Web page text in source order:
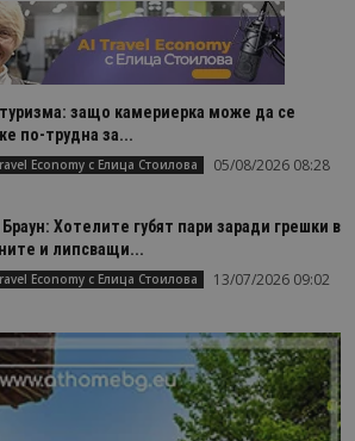
туризма: защо камериерка може да се
по-трудна за...
Economy с Елица Стоилова 05/08/2026 08:28
Хотелите губят пари заради грешки в
и липсващи...
Economy с Елица Стоилова 13/07/2026 09:02